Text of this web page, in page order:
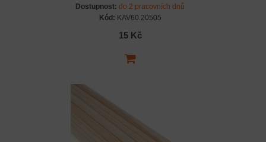
Dostupnost: do 2 pracovních dnů
Kód: KAV60.20505
15 Kč